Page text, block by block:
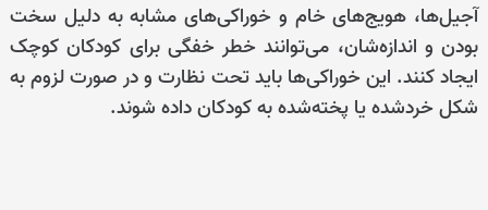
آجیل‌ها، هویج‌های خام و خوراکی‌های مشابه به دلیل سخت
بودن و اندازه‌شان، می‌توانند خطر خفگی برای کودکان کوچک
ایجاد کنند. این خوراکی‌ها باید تحت نظارت و در صورت لزوم به
شکل خردشده یا پخته‌شده به کودکان داده شوند.